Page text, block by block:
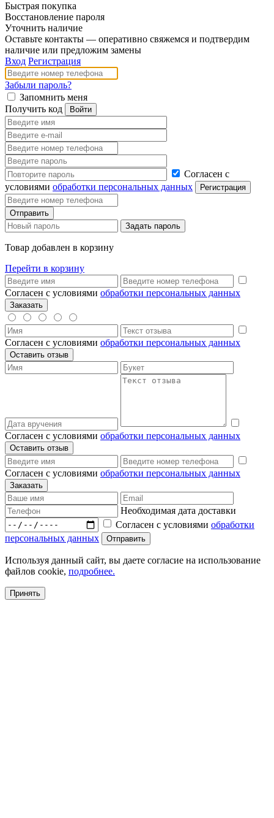
Быстрая покупка
Восстановление пароля
Уточнить наличие
Оставьте контакты — оперативно свяжемся и подтвердим
наличие или предложим замены
Вход Регистрация
Забыли пароль?
Запомнить меня
Получить код
Согласен с
условиями обработки персональных данных
Товар добавлен в корзину
Перейти в корзину
Согласен с условиями обработки персональных данных
Согласен с условиями обработки персональных данных
Согласен с условиями обработки персональных данных
Согласен с условиями обработки персональных данных
Необходимая дата доставки
Согласен с условиями обработки
персональных данных
Используя данный сайт, вы даете согласие на использование
файлов cookie, подробнее.
Принять